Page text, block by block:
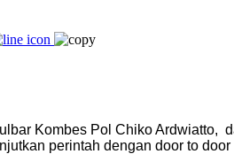
Kombes Pol Chiko
perintah dengan door to